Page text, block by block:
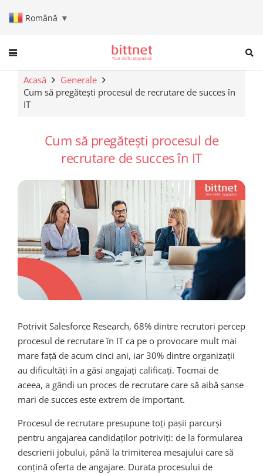
Română ▼
When autocomplete results
Acasă
Generale
Cum să pregătești procesul de recrutare de succes în
IT
Cum să pregătești procesul de
recrutare de succes în IT
Potrivit Salesforce Research, 68% dintre recrutori percep
procesul de recrutare în IT ca pe o provocare mult mai
mare față de acum cinci ani, iar 30% dintre organizații
au dificultăți în a găsi angajați calificați. Tocmai de
aceea, a gândi un proces de recrutare care să aibă șanse
mari de succes este extrem de important.
Procesul de recrutare presupune toți pașii parcurși
pentru angajarea candidaților potriviți: de la formularea
descrierii jobului, până la trimiterea mesajului care să
conțină oferta de angajare. Durata procesului de